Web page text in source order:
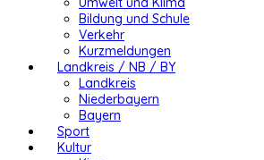
Bildung und Schule
Verkehr
Kurzmeldungen
Landkreis / NB / BY
Landkreis
Niederbayern
Bayern
Sport
Kultur